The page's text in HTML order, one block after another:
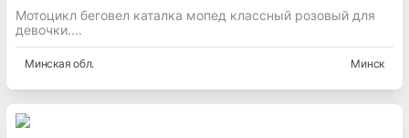
Мотоцикл беговел каталка мопед классный розовый для
девочки....
Минская обл. Минск